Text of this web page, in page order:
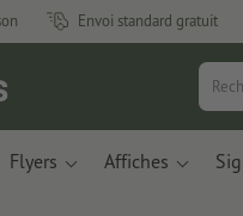
Envoi standard gratuit
Flyers Affiches